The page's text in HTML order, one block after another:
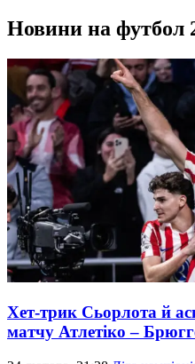
Новини на футбол
Хет-трик Сьорлота й
матчу Атлетіко –